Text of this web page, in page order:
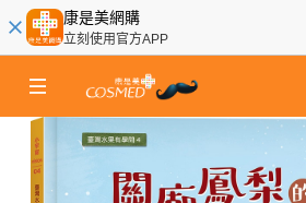
康是美網購
立刻使用官方APP